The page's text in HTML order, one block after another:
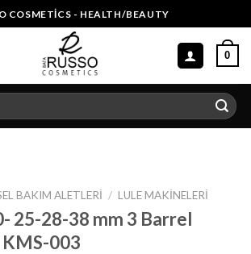
COSMETICS - HEALTH/BEAUTY
0
BAKIM ALETLERI / LULE MAKINELERI
25-28-38 mm 3 Barrel
003